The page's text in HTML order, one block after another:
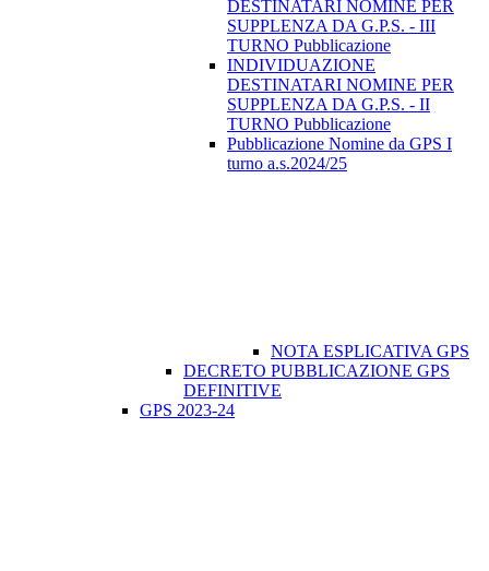
DESTINATARI NOMINE PER
SUPPLENZA DA G.P.S. - III
TURNO Pubblicazione
INDIVIDUAZIONE
DESTINATARI NOMINE PER
SUPPLENZA DA G.P.S. - II
TURNO Pubblicazione
Pubblicazione Nomine da GPS I
turno a.s.2024/25
NOTA ESPLICATIVA GPS
DECRETO PUBBLICAZIONE GPS
DEFINITIVE
GPS 2023-24